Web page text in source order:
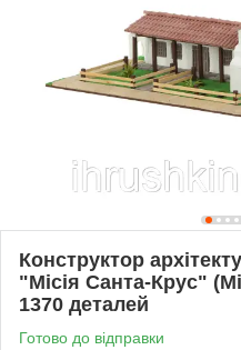
Конструктор
"Місія Санта-Крус"
1370 деталей
Готово до відправки